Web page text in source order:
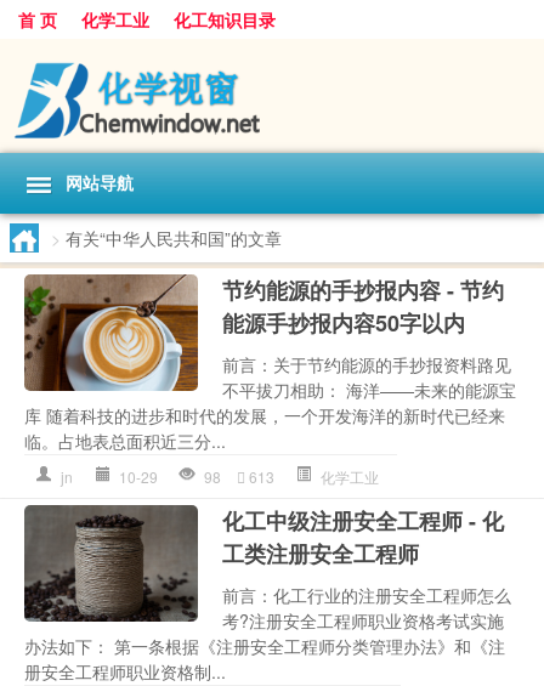
首 页 化学工业 化工知识目录
网站导航
> 有关“中华人民共和国”的文章
节约能源的手抄报内容 - 节约
能源手抄报内容50字以内
前言：关于节约能源的手抄报资料路见
不平拔刀相助： 海洋——未来的能源宝
库 随着科技的进步和时代的发展，一个开发海洋的新时代已经来
临。占地表总面积近三分...
jn 10-29 98 613 化学工业
化工中级注册安全工程师 - 化
工类注册安全工程师
前言：化工行业的注册安全工程师怎么
考?注册安全工程师职业资格考试实施
办法如下： 第一条根据《注册安全工程师分类管理办法》和《注
册安全工程师职业资格制...